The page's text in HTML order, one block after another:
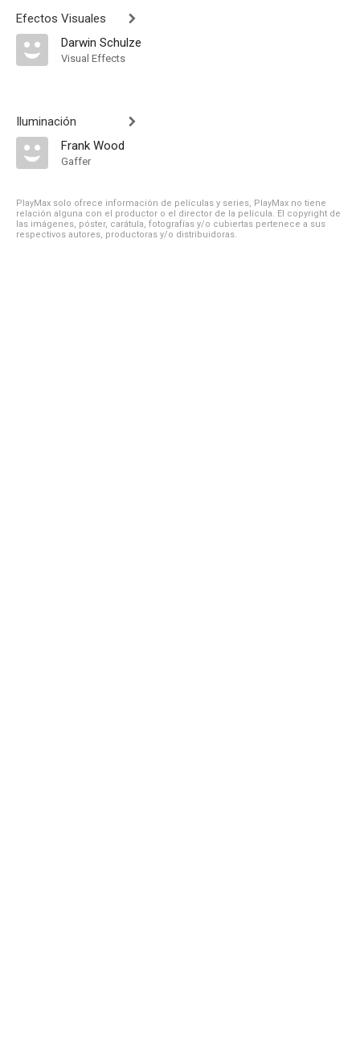
Efectos Visuales
Darwin Schulze
Visual Effects
Iluminación
Frank Wood
Gaffer
PlayMax solo ofrece información de películas y series, PlayMax no tiene
relación alguna con el productor o el director de la película. El copyright de
las imágenes, póster, carátula, fotografías y/o cubiertas pertenece a sus
respectivos autores, productoras y/o distribuidoras.